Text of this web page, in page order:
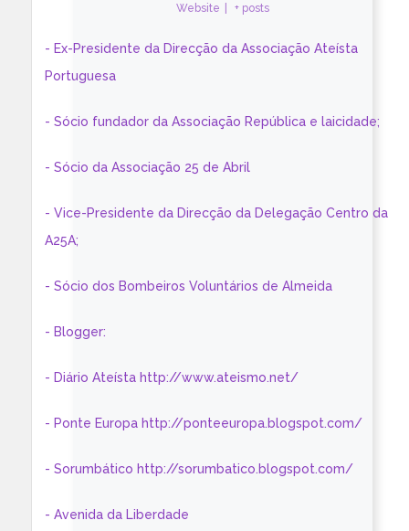
Website + posts
- Ex-Presidente da Direcção da Associação Ateísta
Portuguesa
- Sócio fundador da Associação República e laicidade;
- Sócio da Associação 25 de Abril
- Vice-Presidente da Direcção da Delegação Centro da
A25A;
- Sócio dos Bombeiros Voluntários de Almeida
- Blogger:
- Diário Ateísta http://www.ateismo.net/
- Ponte Europa http://ponteeuropa.blogspot.com/
- Sorumbático http://sorumbatico.blogspot.com/
- Avenida da Liberdade